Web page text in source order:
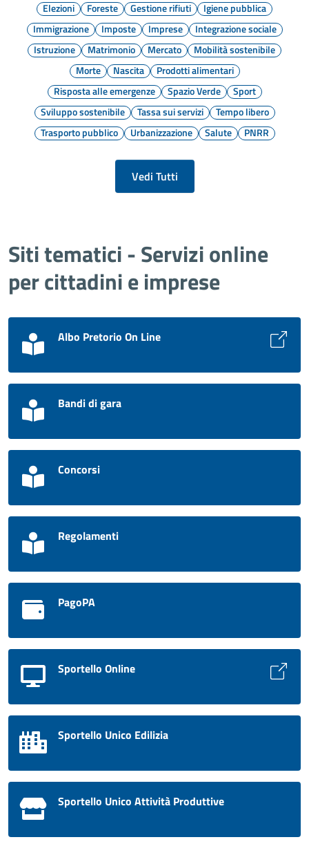
Elezioni
Foreste Gestione rifiuti
Igiene pubblica
Immigrazione
Imposte Imprese
Integrazione sociale
Istruzione
Matrimonio Mercato
Mobilità sostenibile
Morte
Nascita
Prodotti alimentari
Risposta alle emergenze
Spazio Verde
Sport
Sviluppo sostenibile
Tassa sui servizi
Tempo libero
Trasporto pubblico
Urbanizzazione Salute PNRR
Vedi Tutti
Siti tematici - Servizi online
per cittadini e imprese
Albo Pretorio On Line
Bandi di gara
Concorsi
Regolamenti
PagoPA
Sportello Online
Sportello Unico Edilizia
Sportello Unico Attività Produttive